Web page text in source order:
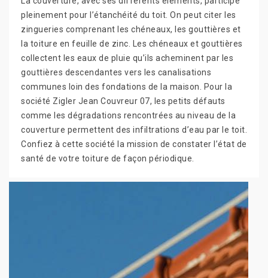
pleinement pour l’étanchéité du toit. On peut citer les
zingueries comprenant les chéneaux, les gouttières et
la toiture en feuille de zinc. Les chéneaux et gouttières
collectent les eaux de pluie qu’ils acheminent par les
gouttières descendantes vers les canalisations
communes loin des fondations de la maison. Pour la
société Zigler Jean Couvreur 07, les petits défauts
comme les dégradations rencontrées au niveau de la
couverture permettent des infiltrations d’eau par le toit.
Confiez à cette société la mission de constater l’état de
santé de votre toiture de façon périodique.